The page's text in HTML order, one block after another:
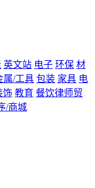
英文站 电子 环保 材
属/工具 包装 家具 电
饰 教育 餐饮律师贸
/商城